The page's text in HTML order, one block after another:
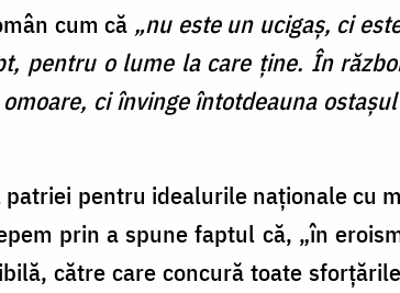
cum că „nu este un ucigaș, ci
pentru o lume la care ține. În
ci învinge întotdeauna
pentru idealurile naționale cu
prin a spune faptul că, „în
către care concură toate